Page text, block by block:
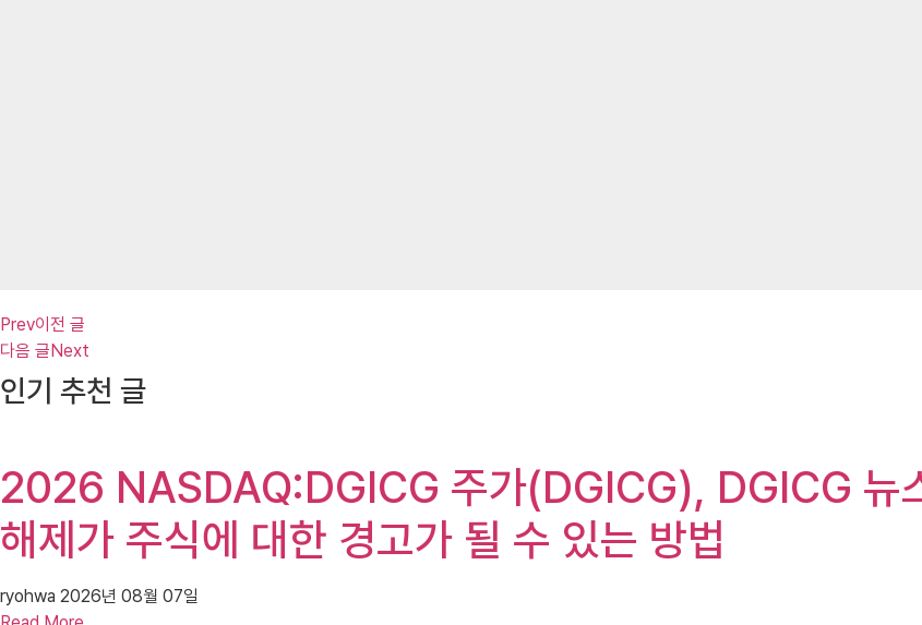
Prev이전 글
다음 글Next
인기 추천 글
2026 NASDAQ:DGICG 주가(DGICG), DGICG 뉴
해제가 주식에 대한 경고가 될 수 있는 방법
ryohwa 2026년 08월 07일